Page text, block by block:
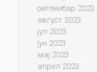
септембар 2023
август 2023
јул 2023
јун 2023
мај 2023
април 2023